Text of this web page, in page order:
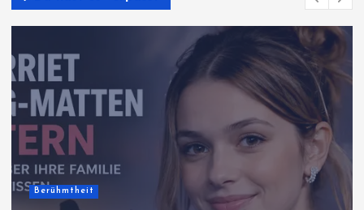
Berühmtheit